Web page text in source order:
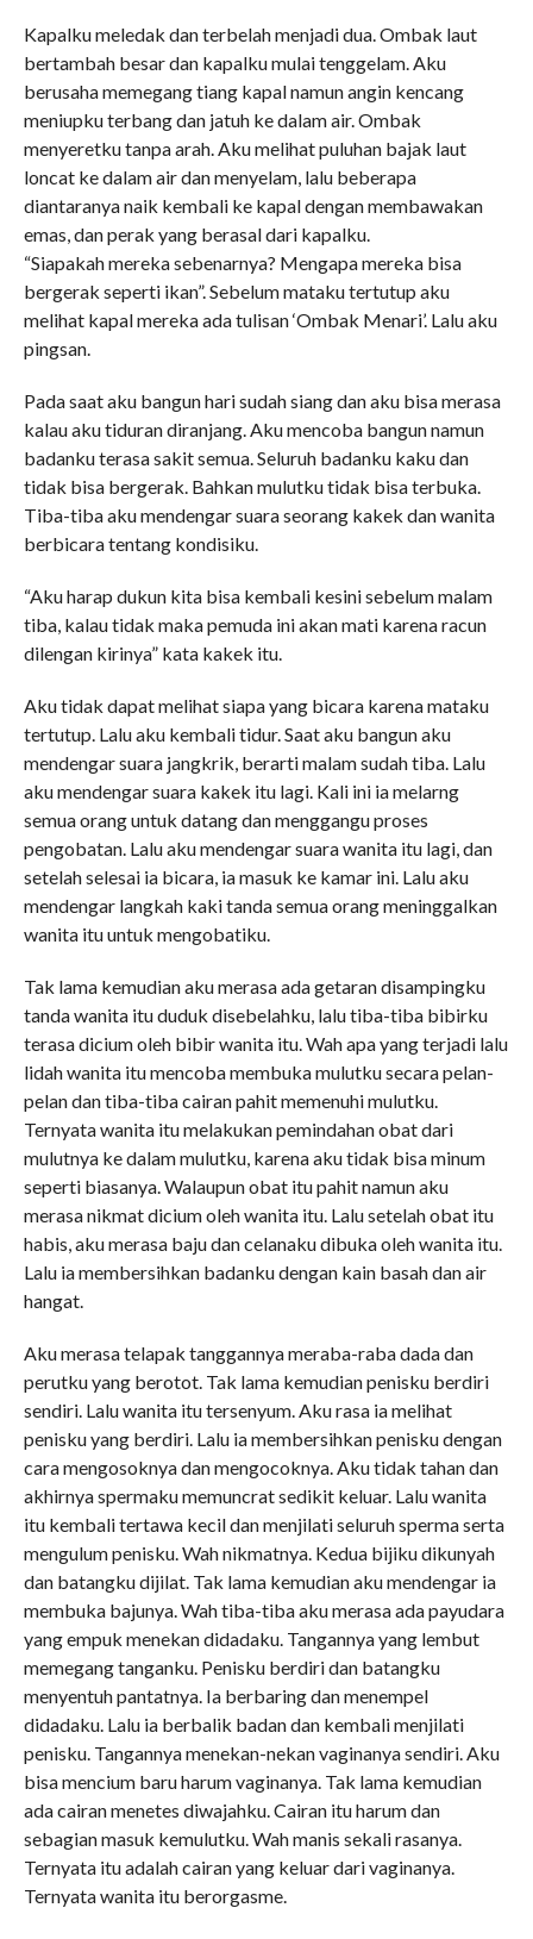
Kapalku meledak dan terbelah menjadi dua. Ombak laut
bertambah besar dan kapalku mulai tenggelam. Aku
berusaha memegang tiang kapal namun angin kencang
meniupku terbang dan jatuh ke dalam air. Ombak
menyeretku tanpa arah. Aku melihat puluhan bajak laut
loncat ke dalam air dan menyelam, lalu beberapa
diantaranya naik kembali ke kapal dengan membawakan
emas, dan perak yang berasal dari kapalku.
“Siapakah mereka sebenarnya? Mengapa mereka bisa
bergerak seperti ikan”. Sebelum mataku tertutup aku
melihat kapal mereka ada tulisan ‘Ombak Menari’. Lalu aku
pingsan.
Pada saat aku bangun hari sudah siang dan aku bisa merasa
kalau aku tiduran diranjang. Aku mencoba bangun namun
badanku terasa sakit semua. Seluruh badanku kaku dan
tidak bisa bergerak. Bahkan mulutku tidak bisa terbuka.
Tiba-tiba aku mendengar suara seorang kakek dan wanita
berbicara tentang kondisiku.
“Aku harap dukun kita bisa kembali kesini sebelum malam
tiba, kalau tidak maka pemuda ini akan mati karena racun
dilengan kirinya” kata kakek itu.
Aku tidak dapat melihat siapa yang bicara karena mataku
tertutup. Lalu aku kembali tidur. Saat aku bangun aku
mendengar suara jangkrik, berarti malam sudah tiba. Lalu
aku mendengar suara kakek itu lagi. Kali ini ia melarng
semua orang untuk datang dan menggangu proses
pengobatan. Lalu aku mendengar suara wanita itu lagi, dan
setelah selesai ia bicara, ia masuk ke kamar ini. Lalu aku
mendengar langkah kaki tanda semua orang meninggalkan
wanita itu untuk mengobatiku.
Tak lama kemudian aku merasa ada getaran disampingku
tanda wanita itu duduk disebelahku, lalu tiba-tiba bibirku
terasa dicium oleh bibir wanita itu. Wah apa yang terjadi lalu
lidah wanita itu mencoba membuka mulutku secara pelan-
pelan dan tiba-tiba cairan pahit memenuhi mulutku.
Ternyata wanita itu melakukan pemindahan obat dari
mulutnya ke dalam mulutku, karena aku tidak bisa minum
seperti biasanya. Walaupun obat itu pahit namun aku
merasa nikmat dicium oleh wanita itu. Lalu setelah obat itu
habis, aku merasa baju dan celanaku dibuka oleh wanita itu.
Lalu ia membersihkan badanku dengan kain basah dan air
hangat.
Aku merasa telapak tanggannya meraba-raba dada dan
perutku yang berotot. Tak lama kemudian penisku berdiri
sendiri. Lalu wanita itu tersenyum. Aku rasa ia melihat
penisku yang berdiri. Lalu ia membersihkan penisku dengan
cara mengosoknya dan mengocoknya. Aku tidak tahan dan
akhirnya spermaku memuncrat sedikit keluar. Lalu wanita
itu kembali tertawa kecil dan menjilati seluruh sperma serta
mengulum penisku. Wah nikmatnya. Kedua bijiku dikunyah
dan batangku dijilat. Tak lama kemudian aku mendengar ia
membuka bajunya. Wah tiba-tiba aku merasa ada payudara
yang empuk menekan didadaku. Tangannya yang lembut
memegang tanganku. Penisku berdiri dan batangku
menyentuh pantatnya. Ia berbaring dan menempel
didadaku. Lalu ia berbalik badan dan kembali menjilati
penisku. Tangannya menekan-nekan vaginanya sendiri. Aku
bisa mencium baru harum vaginanya. Tak lama kemudian
ada cairan menetes diwajahku. Cairan itu harum dan
sebagian masuk kemulutku. Wah manis sekali rasanya.
Ternyata itu adalah cairan yang keluar dari vaginanya.
Ternyata wanita itu berorgasme.